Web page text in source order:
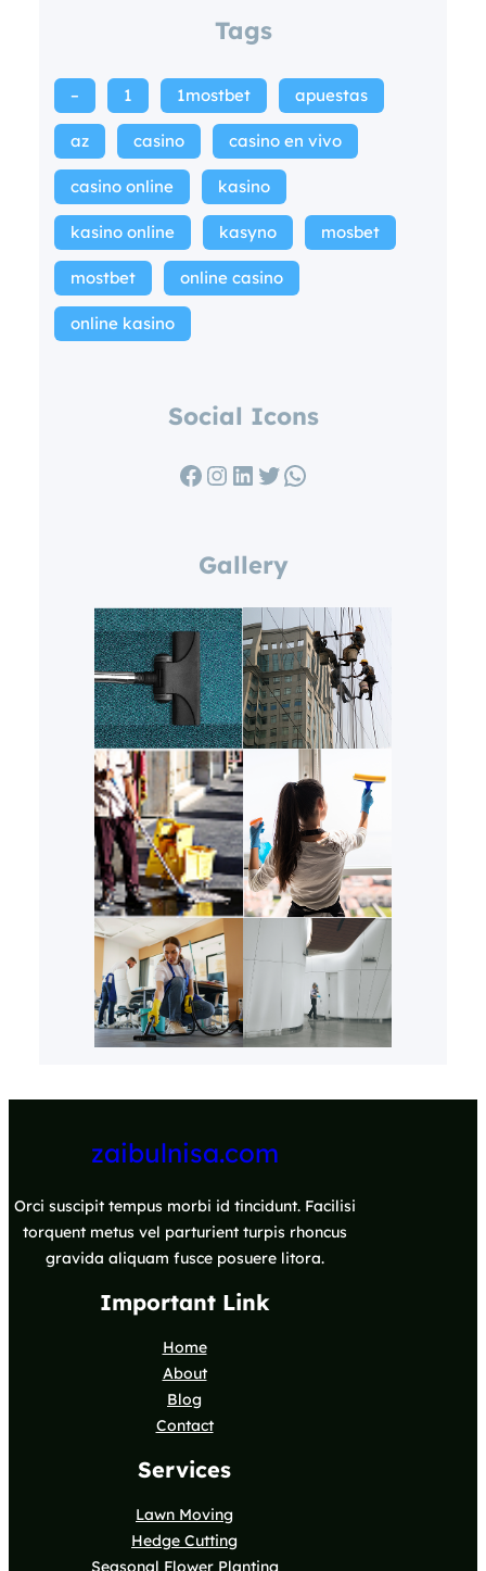
Tags
– 1 1mostbet apuestas
az casino casino en vivo
casino online kasino
kasino online kasyno mosbet
mostbet online casino
online kasino
Social Icons
Facebook Instagram LinkedIn Twitter WhatsApp
Gallery
zaibulnisa.com
Orci suscipit tempus morbi id tincidunt. Facilisi
torquent metus vel parturient turpis rhoncus
gravida aliquam fusce posuere litora.
Important Link
Home
About
Blog
Contact
Services
Lawn Moving
Hedge Cutting
Seasonal Flower Planting